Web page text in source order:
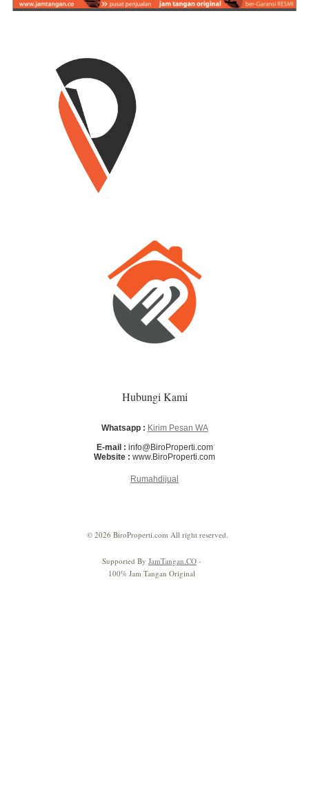
Hubungi Kami
Whatsapp : Kirim Pesan WA
E-mail : info@BiroProperti.com
Website : www.BiroProperti.com
Rumahdijual
© 2026 BiroProperti.com All right reserved.
Supported By JamTangan.CO -
100% Jam Tangan Original